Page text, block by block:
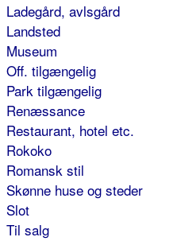
Ladegård, avlsgård
Landsted
Museum
Off. tilgængelig
Park tilgængelig
Renæssance
Restaurant, hotel etc.
Rokoko
Romansk stil
Skønne huse og steder
Slot
Til salg